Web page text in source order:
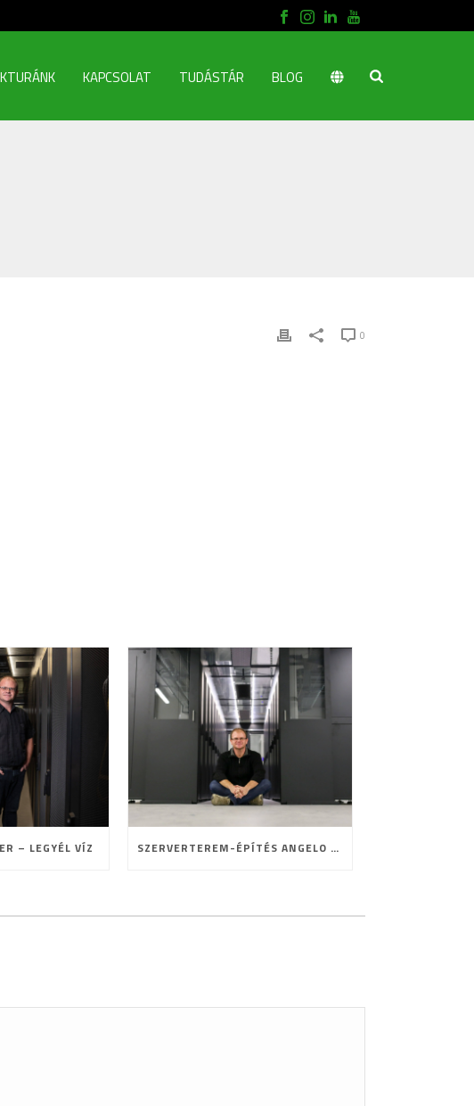
KAPCSOLAT TUDÁSTÁR BLOG
0
– LEGYÉL VÍZ SZERVERTEREM-ÉPÍTÉS ANGELO MÓDRA